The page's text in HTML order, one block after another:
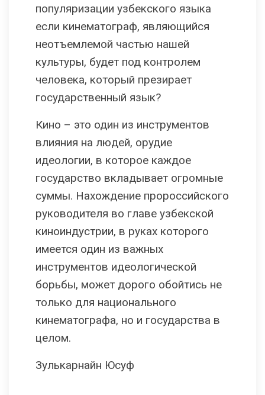
популяризации узбекского языка
если кинематограф, являющийся
неотъемлемой частью нашей
культуры, будет под контролем
человека, который презирает
государственный язык?
Кино – это один из инструментов
влияния на людей, орудие
идеологии, в которое каждое
государство вкладывает огромные
суммы. Нахождение пророссийского
руководителя во главе узбекской
киноиндустрии, в руках которого
имеется один из важных
инструментов идеологической
борьбы, может дорого обойтись не
только для национального
кинематографа, но и государства в
целом.
Зулькарнайн Юсуф